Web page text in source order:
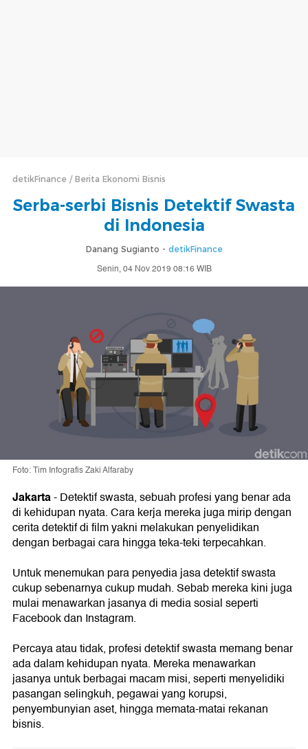
detikFinance Berita Ekonomi Bisnis
Serba-serbi Bisnis Detektif Swasta
di Indonesia
Danang Sugianto - detikFinance
Senin, 04 Nov 2019 08:16 WIB
Foto: Tim Infografis Zaki Alfaraby
Jakarta- Detektif swasta, sebuah profesi yang benar ada
di kehidupan nyata. Cara kerja mereka juga mirip dengan
cerita detektif di film yakni melakukan penyelidikan
dengan berbagai cara hingga teka-teki terpecahkan.
Untuk menemukan para penyedia jasa detektif swasta
cukup sebenarnya cukup mudah. Sebab mereka kini juga
mulai menawarkan jasanya di media sosial seperti
Facebook dan Instagram.
Percaya atau tidak, profesi detektif swasta memang benar
ada dalam kehidupan nyata. Mereka menawarkan
jasanya untuk berbagai macam misi, seperti menyelidiki
pasangan selingkuh, pegawai yang korupsi,
penyembunyian aset, hingga memata-matai rekanan
bisnis.